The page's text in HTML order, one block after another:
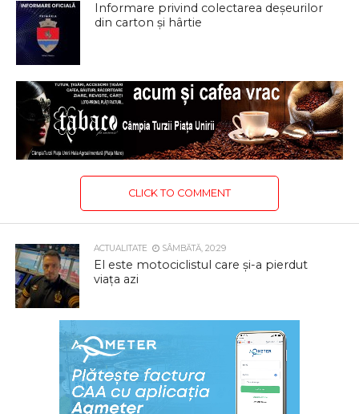
Informare privind colectarea deșeurilor
din carton și hârtie
CLICK TO COMMENT
ACTUALITATE SÂMBĂTĂ, 20:29
El este motociclistul care și-a pierdut
viața azi